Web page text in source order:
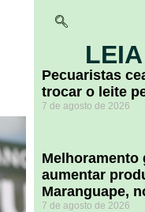
Pecuaristas
trocar o leite
7 de agosto de 2026
Melhoramento
aumentar
Maranguape,
7 de agosto de 2026